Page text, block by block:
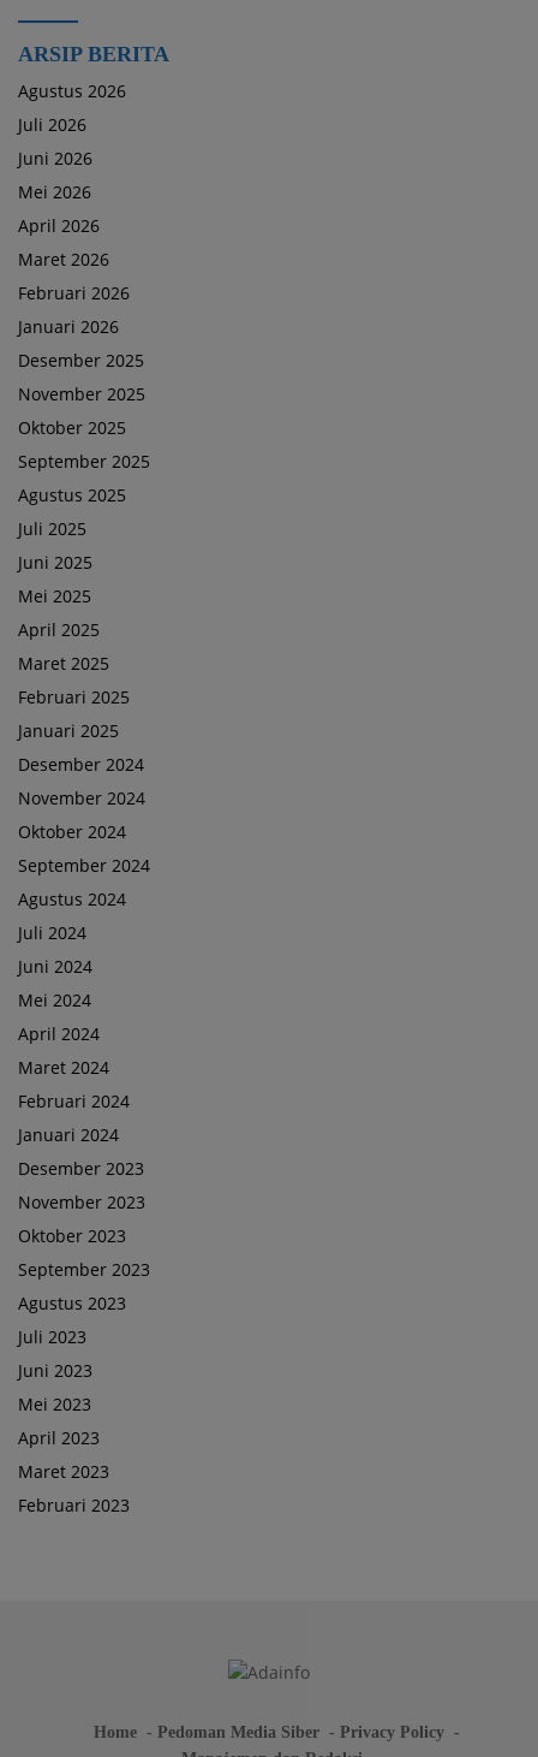
ARSIP BERITA
Agustus 2026
Juli 2026
Juni 2026
Mei 2026
April 2026
Maret 2026
Februari 2026
Januari 2026
Desember 2025
November 2025
Oktober 2025
September 2025
Agustus 2025
Juli 2025
Juni 2025
Mei 2025
April 2025
Maret 2025
Februari 2025
Januari 2025
Desember 2024
November 2024
Oktober 2024
September 2024
Agustus 2024
Juli 2024
Juni 2024
Mei 2024
April 2024
Maret 2024
Februari 2024
Januari 2024
Desember 2023
November 2023
Oktober 2023
September 2023
Agustus 2023
Juli 2023
Juni 2023
Mei 2023
April 2023
Maret 2023
Februari 2023
Home Pedoman Media Siber
Privacy Policy